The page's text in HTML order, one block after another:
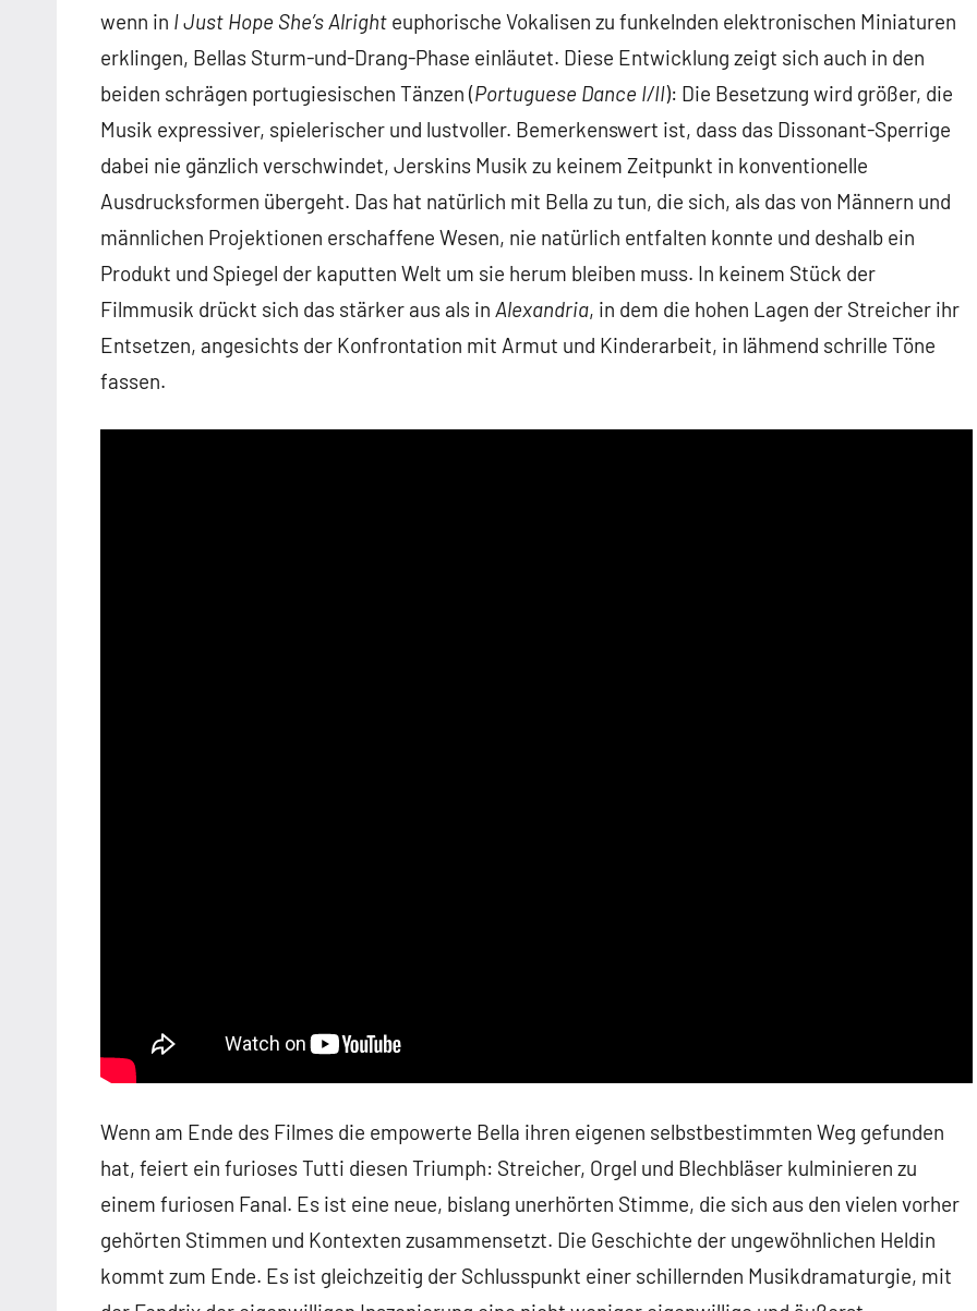
wenn in I Just Hope She’s Alright euphorische Vokalisen zu funkelnden elektronischen Miniaturen
erklingen, Bellas Sturm-und-Drang-Phase einläutet. Diese Entwicklung zeigt sich auch in den
beiden schrägen portugiesischen Tänzen (Portuguese Dance I/II): Die Besetzung wird größer, die
Musik expressiver, spielerischer und lustvoller. Bemerkenswert ist, dass das Dissonant-Sperrige
dabei nie gänzlich verschwindet, Jerskins Musik zu keinem Zeitpunkt in konventionelle
Ausdrucksformen übergeht. Das hat natürlich mit Bella zu tun, die sich, als das von Männern und
männlichen Projektionen erschaffene Wesen, nie natürlich entfalten konnte und deshalb ein
Produkt und Spiegel der kaputten Welt um sie herum bleiben muss. In keinem Stück der
Filmmusik drückt sich das stärker aus als in Alexandria, in dem die hohen Lagen der Streicher ihr
Entsetzen, angesichts der Konfrontation mit Armut und Kinderarbeit, in lähmend schrille Töne
fassen.
Wenn am Ende des Filmes die empowerte Bella ihren eigenen selbstbestimmten Weg gefunden
hat, feiert ein furioses Tutti diesen Triumph: Streicher, Orgel und Blechbläser kulminieren zu
einem furiosen Fanal. Es ist eine neue, bislang unerhörten Stimme, die sich aus den vielen vorher
gehörten Stimmen und Kontexten zusammensetzt. Die Geschichte der ungewöhnlichen Heldin
kommt zum Ende. Es ist gleichzeitig der Schlusspunkt einer schillernden Musikdramaturgie, mit